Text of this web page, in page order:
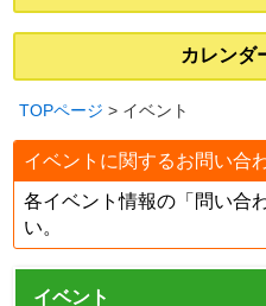
カレンダ
TOPページ > イベント
イベントに関するお問い合
各イベント情報の「問い合
い。
イベント